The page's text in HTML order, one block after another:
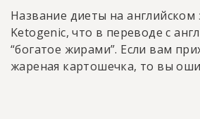
Название диеты на английском
Ketogenic, что в переводе с
“богатое жирами”. Если вам
жареная картошечка, то вы